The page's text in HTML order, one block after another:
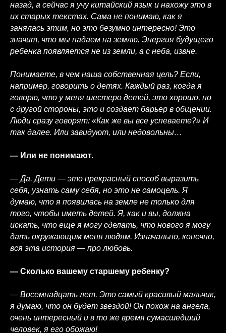
назад, а сейчас я учу китайский язык и нахожу это в
их старых текстах. Сама не понимаю, как я
занялась этим, но это безумно интересно! Это
значит, что мы падаем на землю. Энергия будущего
ребенка появляется не из земли, а с неба, извне.
Понимаете, в чем наша собственная цель? Если,
например, говорить о детях. Каждый раз, когда я
говорю, что у меня шестеро детей, это хорошо, но
с другой стороны, это и создает барьер в общении.
Люди сразу говорят: «Как же вы все успеваете?» И
так далее. Или завидуют, или недовольны…
— Или не понимают.
— Да. Дети — это прекрасный способ выразить
себя, узнать саму себя, но это не самоцель. Я
думаю, что я появилась на земле не только для
того, чтобы иметь детей. Я, как и вы, должна
искать, что еще я могу сделать, что нового я могу
дать окружающим меня людям. Изначально, конечно,
вся эта история — про любовь.
— Сколько вашему старшему ребенку?
— Восемнадцать лет. Это самый красивый мальчик,
я думаю, что он будет звездой! Он похож на ангела,
очень интересный и в то же время сумасшедший
человек, я его обожаю!